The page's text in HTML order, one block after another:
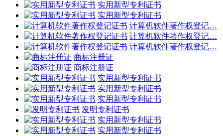
实用新型专利证书
实用新型专利证书
计算机软件著作权登记…
计算机软件著作权登记…
计算机软件著作权登记…
商标注册证
商标注册证
实用新型专利证书
实用新型专利证书
实用新型专利证书
发明专利证书
实用新型专利证书
实用新型专利证书